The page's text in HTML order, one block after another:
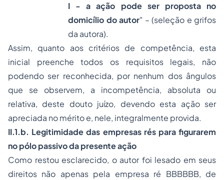
I - a ação pode ser proposta no
domicílio do autor" – (seleção e grifos
da autora).
Assim, quanto aos critérios de competência, esta
inicial preenche todos os requisitos legais, não
podendo ser reconhecida, por nenhum dos ângulos
que se observem, a incompetência, absoluta ou
relativa, deste douto juízo, devendo esta ação ser
apreciada no mérito e, nele, integralmente provida.
II.1.b. Legitimidade das empresas rés para figurarem
no pólo passivo da presente ação
Como restou esclarecido, o autor foi lesado em seus
direitos não apenas pela empresa ré BBBBBB, de